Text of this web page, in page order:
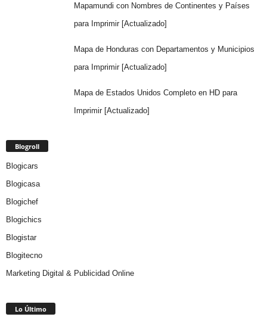
Mapamundi con Nombres de Continentes y Países
para Imprimir [Actualizado]
Mapa de Honduras con Departamentos y Municipios
para Imprimir [Actualizado]
Mapa de Estados Unidos Completo en HD para
Imprimir [Actualizado]
Blogroll
Blogicars
Blogicasa
Blogichef
Blogichics
Blogistar
Blogitecno
Marketing Digital & Publicidad Online
Lo Último